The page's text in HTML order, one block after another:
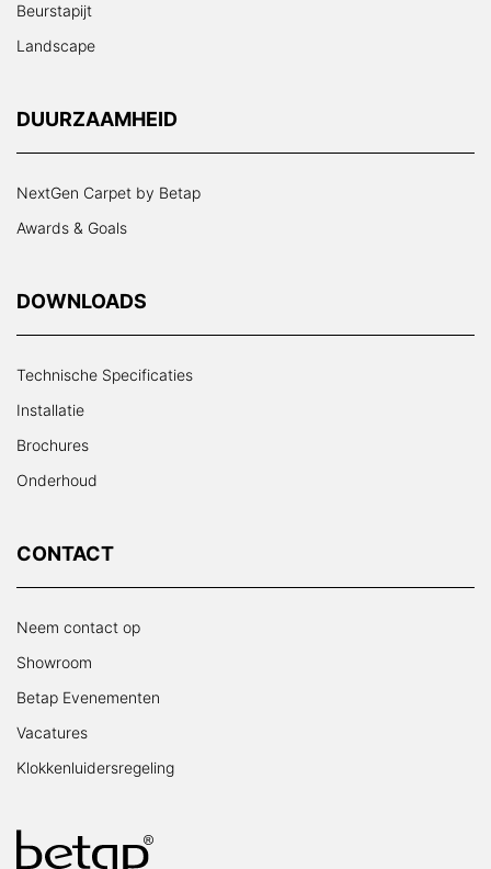
Beurstapijt
Landscape
DUURZAAMHEID
NextGen Carpet by Betap
Awards & Goals
DOWNLOADS
Technische Specificaties
Installatie
Brochures
Onderhoud
CONTACT
Neem contact op
Showroom
Betap Evenementen
Vacatures
Klokkenluidersregeling